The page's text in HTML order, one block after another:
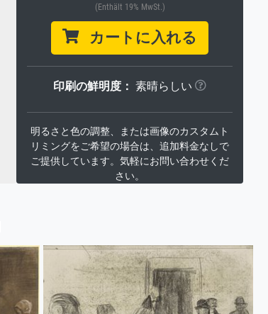
(Enthält 19% MwSt.)
カートに入れる
印刷の鮮明度： 素晴らしい
明るさと色の調整、または画像のカスタムト
リミングをご希望の場合は、追加料金なしで
ご提供しています。気軽にお問い合わせくだ
さい。